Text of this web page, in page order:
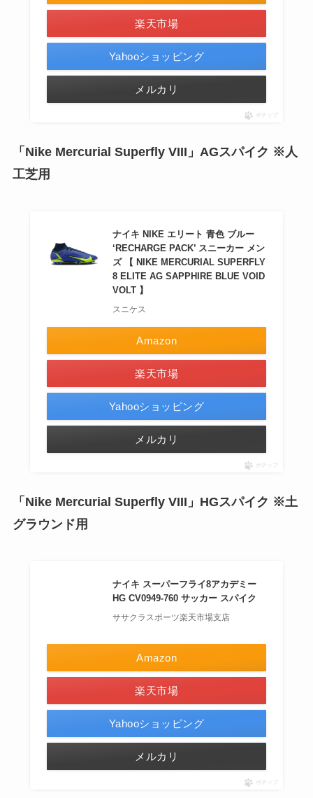
楽天市場
Yahooショッピング
メルカリ
ポチップ
「Nike Mercurial Superfly VIII」AGスパイク ※人
工芝用
ナイキ NIKE エリート 青色 ブルー
‘RECHARGE PACK’ スニーカー メン
ズ 【 NIKE MERCURIAL SUPERFLY
8 ELITE AG SAPPHIRE BLUE VOID
VOLT 】
スニケス
Amazon
楽天市場
Yahooショッピング
メルカリ
ポチップ
「Nike Mercurial Superfly VIII」HGスパイク ※土
グラウンド用
ナイキ スーパーフライ8アカデミー
HG CV0949-760 サッカー スパイク
ササクラスポーツ楽天市場支店
Amazon
楽天市場
Yahooショッピング
メルカリ
ポチップ